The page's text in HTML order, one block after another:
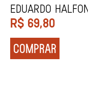
Zadie Smith
R$ 129,90
COMPRAR